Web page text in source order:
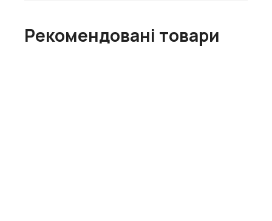
Рекомендовані товари